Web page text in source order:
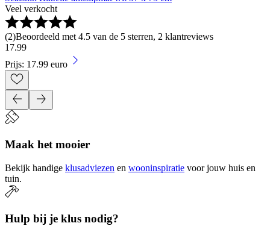
Veel verkocht
(2)Beoordeeld met 4.5 van de 5 sterren, 2 klantreviews
17.99
Prijs: 17.99 euro
Maak het mooier
Bekijk handige klusadviezen en wooninspiratie voor jouw huis en
tuin.
Hulp bij je klus nodig?